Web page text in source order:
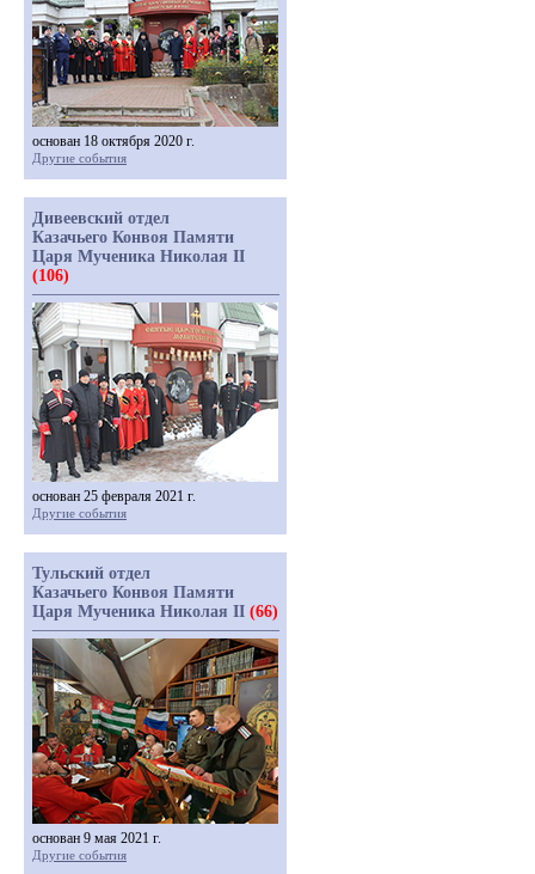
основан 18 октября 2020 г.
Другие события
Дивеевский отдел
Казачьего Конвоя Памяти
Царя Мученика Николая II
(106)
основан 25 февраля 2021 г.
Другие события
Тульский отдел
Казачьего Конвоя Памяти
Царя Мученика Николая II (66)
основан 9 мая 2021 г.
Другие события